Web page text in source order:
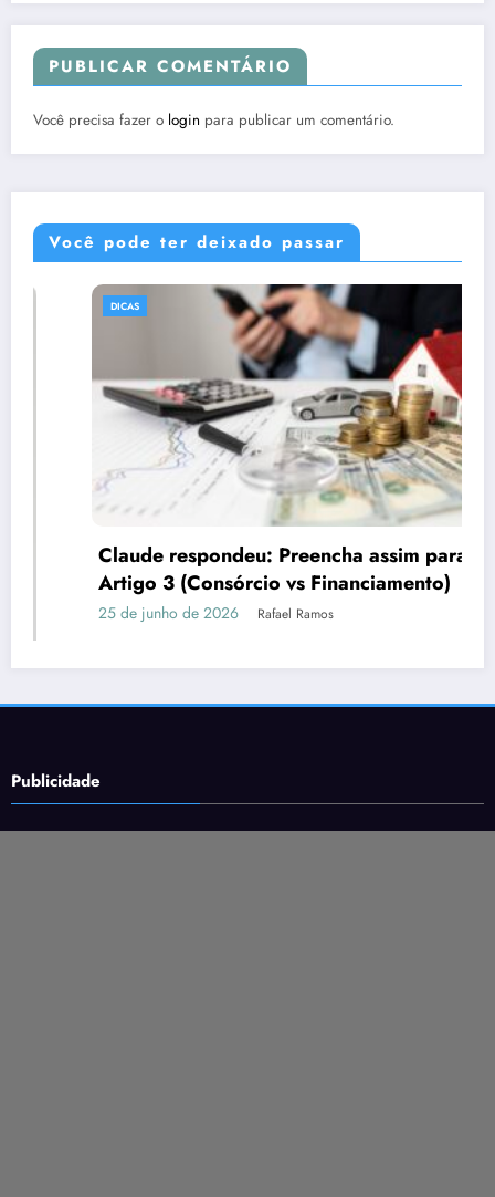
PUBLICAR COMENTÁRIO
Você precisa fazer o login para publicar um comentário.
Você pode ter deixado passar
Claude respondeu: Preencha assim para o
Artigo 3 (Consórcio vs Financiamento)
25 de junho de 2026 Rafael Ramos
Publicidade